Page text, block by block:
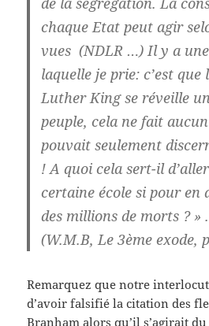
chaque Etat peut agir
vues (NDLR …) Il y a
laquelle je prie: c’estque
Luther King se réveille
peuple, cela ne fait
pouvait seulement
!A quoi cela sert-il
certaine école si pour
des millions de morts ? » .
(W.M.B, Le 3ème exode,
Remarquez que notre
d’avoir falsifié la citation des
Branham alors qu’il s’agirait